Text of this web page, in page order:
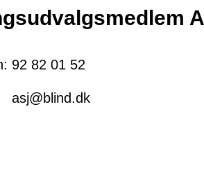
92 82 01 52
asj@blind.dk